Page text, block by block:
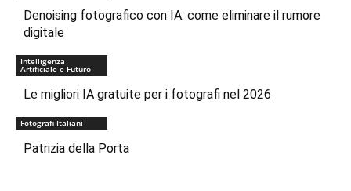
Denoising fotografico con IA: come eliminare il rumore
digitale
Intelligenza
Artificiale e Futuro
Le migliori IA gratuite per i fotografi nel 2026
Fotografi Italiani
Patrizia della Porta